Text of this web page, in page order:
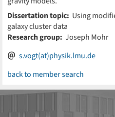
Dissertation topic: Using
galaxy cluster data
Research group: Joseph Mohr
s.vogt(at)physik.lmu.de
back to member search